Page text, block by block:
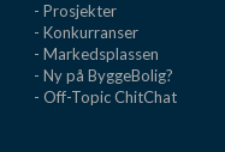
- Prosjekter
- Konkurranser
- Markedsplassen
- Ny på ByggeBolig?
- Off-Topic ChitChat